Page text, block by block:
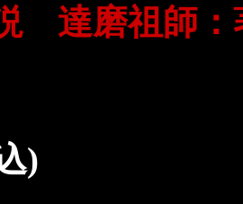
達磨祖師
)